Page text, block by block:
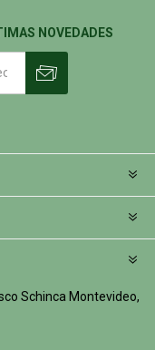
NOVEDADES
Schinca Montevideo,